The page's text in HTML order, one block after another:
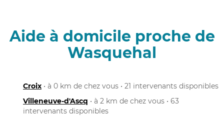
Aide à domicile proche de
Wasquehal
Croix • à 0 km de chez vous • 21 intervenants disponibles
Villeneuve-d'Ascq • à 2 km de chez vous • 63
intervenants disponibles